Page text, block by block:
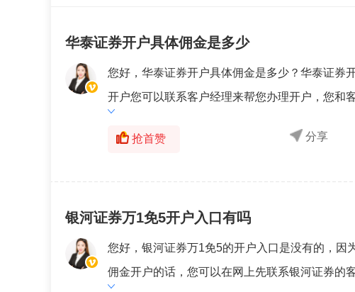
华泰证券开户具体佣金是多少
您好，华泰证券开户具体佣金是多少？华泰证券
开户您可以联系客户经理来帮您办理开户，您和
抢首赞 分享
银河证券万1免5开户入口有吗
您好，银河证券万1免5的开户入口是没有的，因
佣金开户的话，您可以在网上先联系银河证券的